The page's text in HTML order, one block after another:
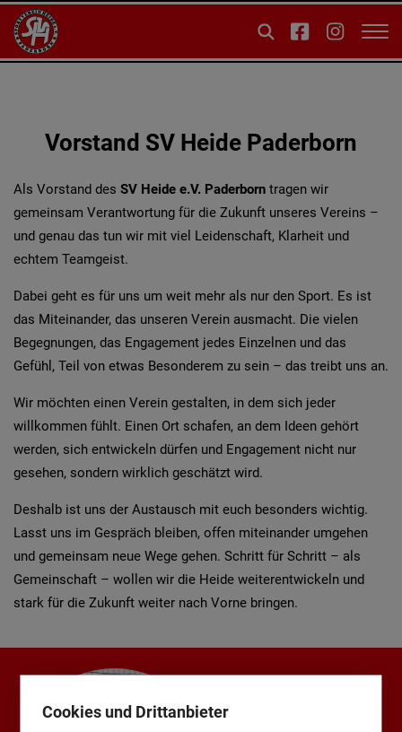
Cookies und Drittanbieter
Vorstand SV Heide Paderborn
Als Vorstand des SV Heide e.V. Paderborn tragen wir
gemeinsam Verantwortung für die Zukunft unseres Vereins –
und genau das tun wir mit viel Leidenschaft, Klarheit und
echtem Teamgeist.
Dabei geht es für uns um weit mehr als nur den Sport. Es ist
das Miteinander, das unseren Verein ausmacht. Die vielen
Begegnungen, das Engagement jedes Einzelnen und das
Gefühl, Teil von etwas Besonderem zu sein – das treibt uns an.
Wir möchten einen Verein gestalten, in dem sich jeder
willkommen fühlt. Einen Ort schafen, an dem Ideen gehört
werden, sich entwickeln dürfen und Engagement nicht nur
gesehen, sondern wirklich geschätzt wird.
Deshalb ist uns der Austausch mit euch besonders wichtig.
Lasst uns im Gespräch bleiben, offen miteinander umgehen
und gemeinsam neue Wege gehen. Schritt für Schritt – als
Gemeinschaft – wollen wir die Heide weiterentwickeln und
stark für die Zukunft weiter nach Vorne bringen.